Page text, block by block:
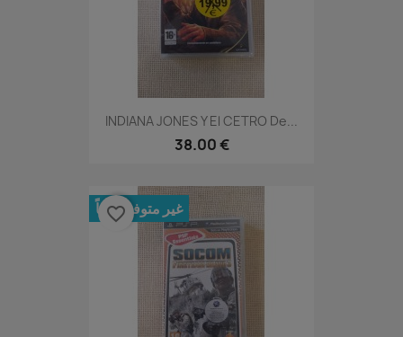
INDIANA JONES Y El CETRO De...
38.00 €
غير متوفر حالياً
favorite_border